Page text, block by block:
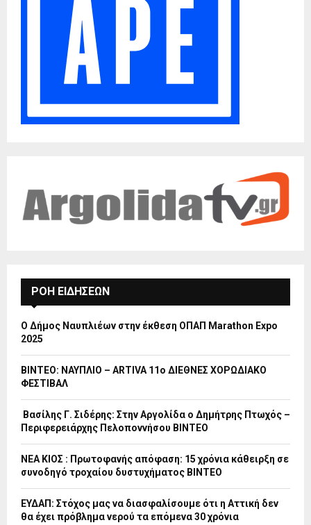
ΡΟΗ ΕΙΔΗΣΕΩΝ
Ο Δήμος Ναυπλιέων στην έκθεση ΟΠΑΠ Marathon Expo
2025
ΒΙΝΤΕΟ: ΝΑΥΠΛΙΟ – ARTIVA 11ο ΔΙΕΘΝΕΣ ΧΟΡΩΔΙΑΚΟ
ΦΕΣΤΙΒΑΛ
Βασίλης Γ. Σιδέρης: Στην Αργολίδα ο Δημήτρης Πτωχός –
Περιφερειάρχης Πελοποννήσου ΒΙΝΤΕΟ
ΝΕΑ ΚΙΟΣ : Πρωτοφανής απόφαση: 15 χρόνια κάθειρξη σε
συνοδηγό τροχαίου δυστυχήματος ΒΙΝΤΕΟ
ΕΥΔΑΠ: Στόχος μας να διασφαλίσουμε ότι η Αττική δεν
θα έχει πρόβλημα νερού τα επόμενα 30 χρόνια